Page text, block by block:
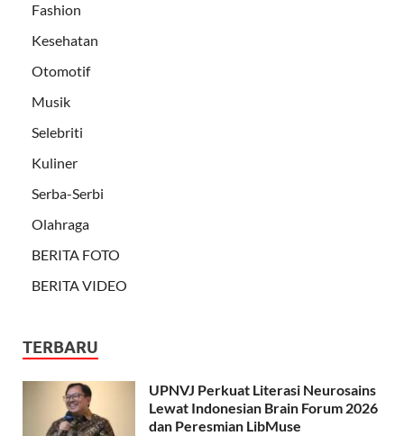
Fashion
Kesehatan
Otomotif
Musik
Selebriti
Kuliner
Serba-Serbi
Olahraga
BERITA FOTO
BERITA VIDEO
TERBARU
UPNVJ Perkuat Literasi Neurosains
Lewat Indonesian Brain Forum 2026
dan Peresmian LibMuse